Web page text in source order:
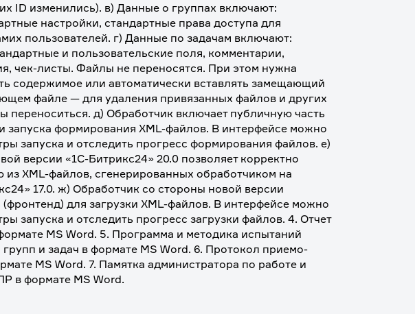
ID изменились). в) Данные о группах включают:
настройки, стандартные права доступа для
пользователей. г) Данные по задачам включают:
и пользовательские поля, комментарии,
чек-листы. Файлы не переносятся. При этом нужна
содержимое или автоматически вставлять замещающий
файле — для удаления привязанных файлов и других
д) Обработчик включает публичную часть
запуска формирования XML-файлов. В интерфейсе можно
запуска и отследить прогресс формирования файлов. е)
версии «1С-Битрикс24» 20.0 позволяет корректно
XML-файлов, сгенерированных обработчиком на
17.0. ж) Обработчик со стороны новой версии
для загрузки XML-файлов. В интерфейсе можно
запуска и отследить прогресс загрузки файлов. 4. Отчет
MS Word. 5. Программа и методика испытаний
и задач в формате MS Word. 6. Протокол приемо-
MS Word. 7. Памятка администратора по работе и
в формате MS Word.